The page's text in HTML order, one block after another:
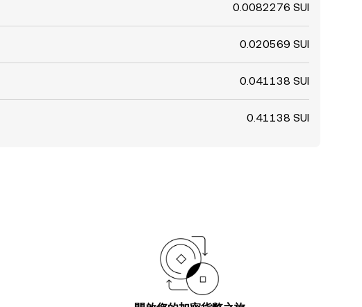
0.0082276 SUI
0.020569 SUI
0.041138 SUI
0.41138 SUI